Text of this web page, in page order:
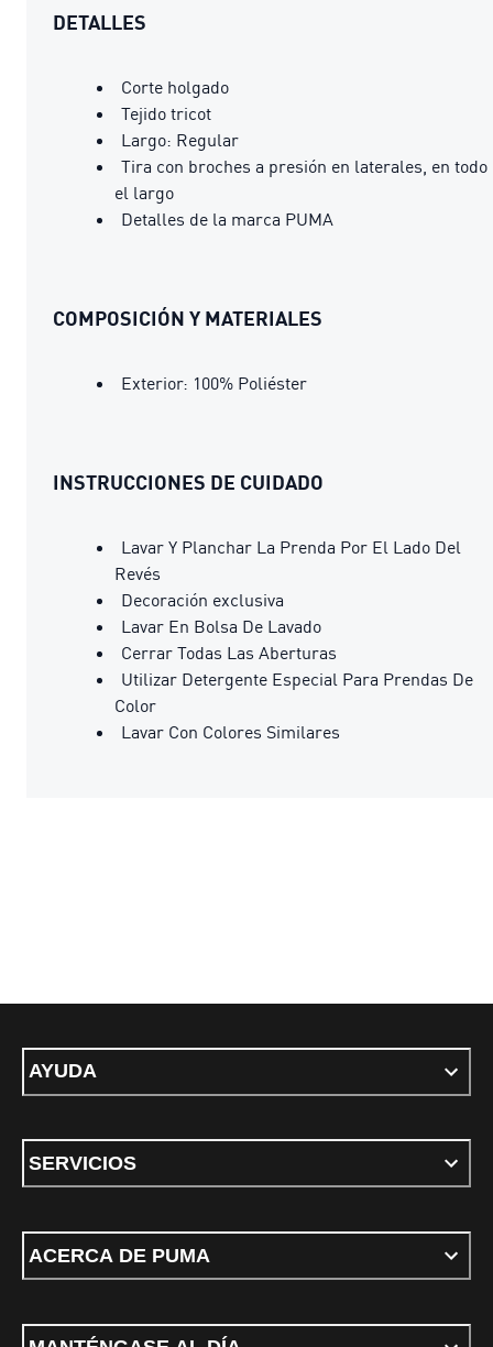
DETALLES
Corte holgado
Tejido tricot
Largo: Regular
Tira con broches a presión en laterales, en todo
el largo
Detalles de la marca PUMA
COMPOSICIÓN Y MATERIALES
Exterior: 100% Poliéster
INSTRUCCIONES DE CUIDADO
Lavar Y Planchar La Prenda Por El Lado Del
Revés
Decoración exclusiva
Lavar En Bolsa De Lavado
Cerrar Todas Las Aberturas
Utilizar Detergente Especial Para Prendas De
Color
Lavar Con Colores Similares
AYUDA
SERVICIOS
ACERCA DE PUMA